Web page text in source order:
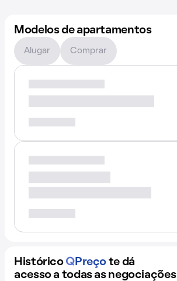
Modelos de apartamentos
Alugar Comprar
Histórico QPreço te dá
acesso a todas as negociações